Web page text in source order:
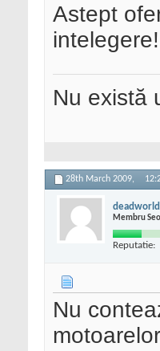
Astept
intelegere!
Nu există
28th March 2009,
Membru
Reputatie:
Nu